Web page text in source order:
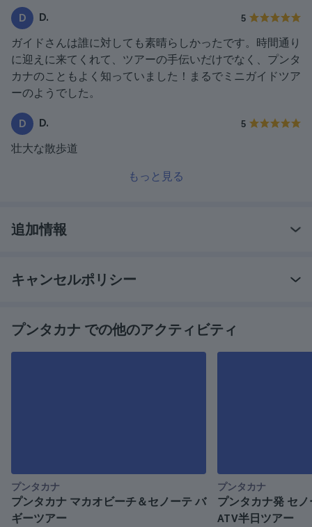
D D. 5
ガイドさんは誰に対しても素晴らしかったです。時間通り
に迎えに来てくれて、ツアーの手伝いだけでなく、プンタ
カナのこともよく知っていました！まるでミニガイドツア
ーのようでした。
D D. 5
壮大な散歩道
もっと見る
追加情報
キャンセルポリシー
プンタカナ での他のアクティビティ
プンタカナ
プンタカナ マカオビーチ＆セノーテ バ
ギーツアー
プンタカナ
プンタカナ発 セ
ATV半日ツアー